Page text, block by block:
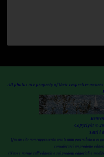
All photos are property of their respective
Copyright ©
Tutti i
Questo sito non rappresenta una testata giornalistica in
considerarsi un prodotto
(Nuove norme sull’editoria e sui prodotti editoriali e